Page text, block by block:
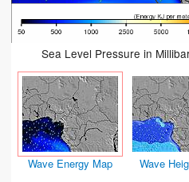
Sea Level Pressure in
Wave Energy Map Wave